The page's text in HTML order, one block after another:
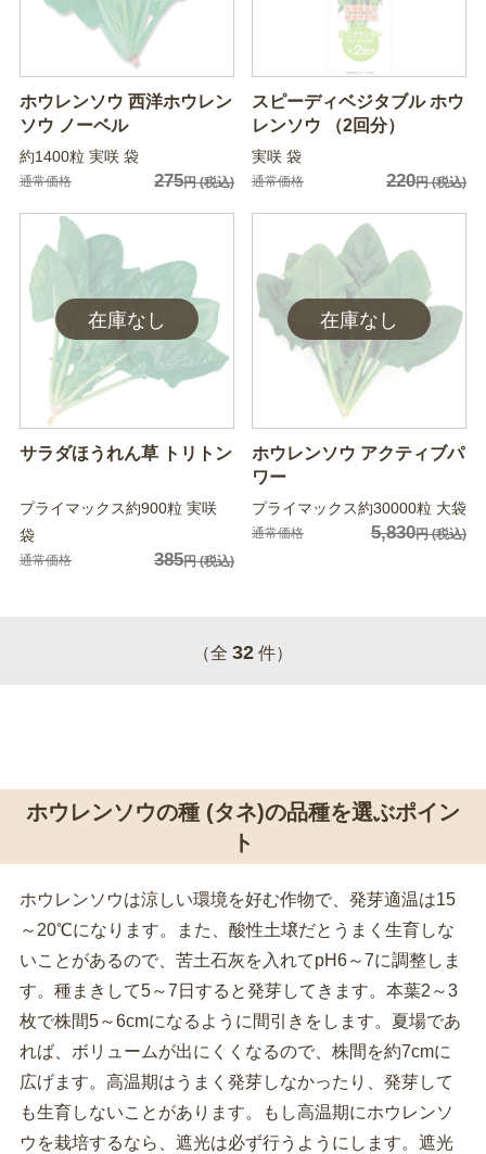
ホウレンソウ 西洋ホウレン
ソウ ノーベル
約1400粒 実咲 袋
通常価格 275円(税込)
スピーディベジタブル ホウ
レンソウ （2回分）
実咲 袋
通常価格 220円(税込)
サラダほうれん草 トリトン
プライマックス約900粒 実咲
袋
通常価格 385円(税込)
ホウレンソウ アクティブパ
ワー
プライマックス約30000粒 大袋
通常価格 5,830円(税込)
（全 32 件）
ホウレンソウの種 (タネ)の品種を選ぶポイン
ト
ホウレンソウは涼しい環境を好む作物で、発芽適温は15
～20℃になります。また、酸性土壌だとうまく生育しな
いことがあるので、苦土石灰を入れてpH6～7に調整しま
す。種まきして5～7日すると発芽してきます。本葉2～3
枚で株間5～6cmになるように間引きをします。夏場であ
れば、ボリュームが出にくくなるので、株間を約7cmに
広げます。高温期はうまく発芽しなかったり、発芽して
も生育しないことがあります。もし高温期にホウレンソ
ウを栽培するなら、遮光は必ず行うようにします。遮光